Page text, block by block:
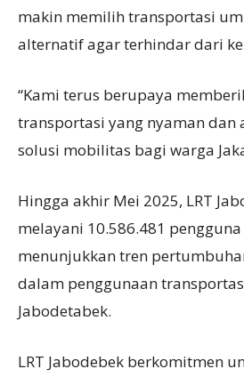
makin memilih transportasi
alternatif agar terhindar dari
“Kami terus berupaya
transportasi yang nyaman dan
solusi mobilitas bagi warga
Hingga akhir Mei 2025, LRT
melayani 10.586.481
menunjukkan tren
dalam penggunaan
Jabodetabek.
LRT Jabodebek berkomitmen